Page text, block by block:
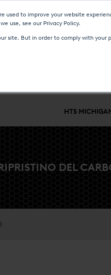
used to improve your website
use, see our Privacy Policy.
site. But in order to comply with your
LAVORA CON NOI
HTS
DEL